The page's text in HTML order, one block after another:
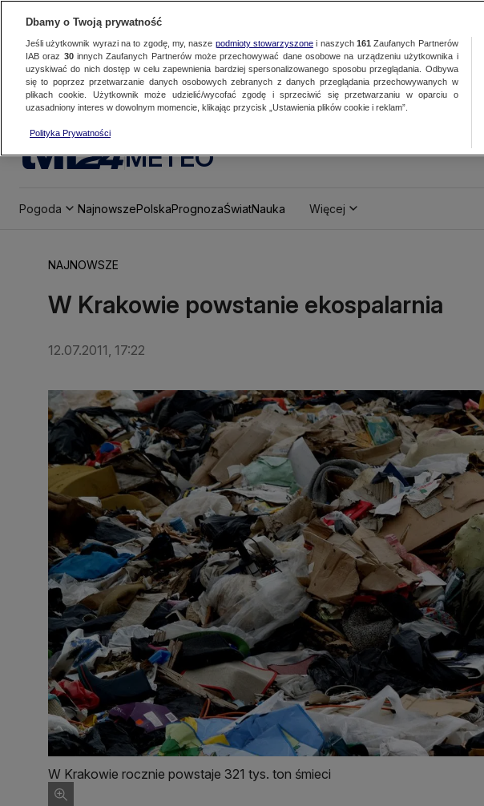
METEO
Pogoda NajnowszePolskaPrognozaŚwiatNauka Więcej
NAJNOWSZE
W Krakowie powstanie ekospalarnia
12.07.2011, 17:22
W Krakowie rocznie powstaje 321 tys. ton śmieci
Dbamy o Twoją prywatność
Jeśli użytkownik wyrazi na to zgodę, my, nasze podmioty stowarzyszonei naszych 161 Zaufanych Partnerów
IAB oraz 30innych Zaufanych Partnerów może przechowywać dane osobowe na urządzeniu użytkownika i
uzyskiwać do nich dostęp w celu zapewnienia bardziej spersonalizowanego sposobu przeglądania. Odbywa
się to poprzez przetwarzanie danych osobowych zebranych z danych przeglądania przechowywanych w
plikach cookie. Użytkownik może udzielić/wycofać zgodę i sprzeciwić się przetwarzaniu w oparciu o
uzasadniony interes w dowolnym momencie, klikając przycisk „Ustawienia plików cookie i reklam”.
Polityka Prywatności